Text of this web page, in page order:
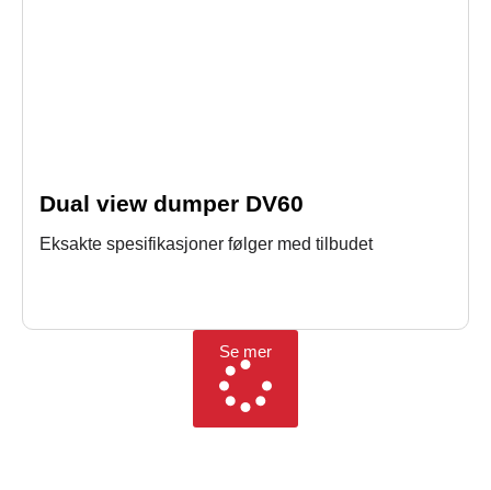
Dual view dumper DV60
Eksakte spesifikasjoner følger med tilbudet
Se mer